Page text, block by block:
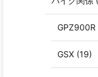
GPZ900R
GSX (19)